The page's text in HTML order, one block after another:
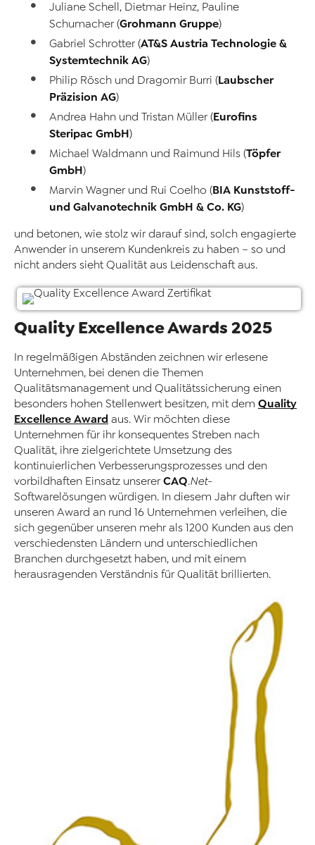
Juliane Schell, Dietmar Heinz, Pauline
Schumacher (Grohmann Gruppe)
Gabriel Schrotter (AT&S Austria Technologie &
Systemtechnik AG)
Philip Rösch und Dragomir Burri (Laubscher
Präzision AG)
Andrea Hahn und Tristan Müller (Eurofins
Steripac GmbH)
Michael Waldmann und Raimund Hils (Töpfer
GmbH)
Marvin Wagner und Rui Coelho (BIA Kunststoff-
und Galvanotechnik GmbH & Co. KG)
und betonen, wie stolz wir darauf sind, solch engagierte
Anwender in unserem Kundenkreis zu haben – so und
nicht anders sieht Qualität aus Leidenschaft aus.
Quality Excellence Awards 2025
In regelmäßigen Abständen zeichnen wir erlesene
Unternehmen, bei denen die Themen
Qualitätsmanagement und Qualitätssicherung einen
besonders hohen Stellenwert besitzen, mit dem Quality
Excellence Award aus. Wir möchten diese
Unternehmen für ihr konsequentes Streben nach
Qualität, ihre zielgerichtete Umsetzung des
kontinuierlichen Verbesserungsprozesses und den
vorbildhaften Einsatz unsererCAQ.Net-
Softwarelösungen würdigen. In diesem Jahr duften wir
unseren Award an rund 16 Unternehmen verleihen, die
sich gegenüber unseren mehr als 1200 Kunden aus den
verschiedensten Ländern und unterschiedlichen
Branchen durchgesetzt haben, und mit einem
herausragenden Verständnis für Qualität brillierten.